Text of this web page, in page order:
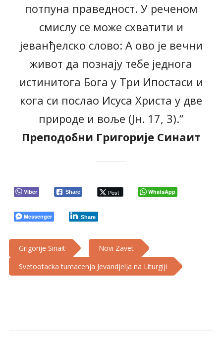
потпуна праведност. У реченом
смислу се може схватити и
јеванђелско слово: А ово је вечни
живот да познају тебе једнога
истинитога Бога у Три Ипостаси и
кога си послао Исуса Христа у две
природе и воље (Јн. 17, 3).“
Преподобни Григорије Синаит
Viber Share Post WhatsApp
Messenger Share
Grigorije Sinait
Novi Zavet
Svetootacka tumacenja Jevandjelja na Liturgiji